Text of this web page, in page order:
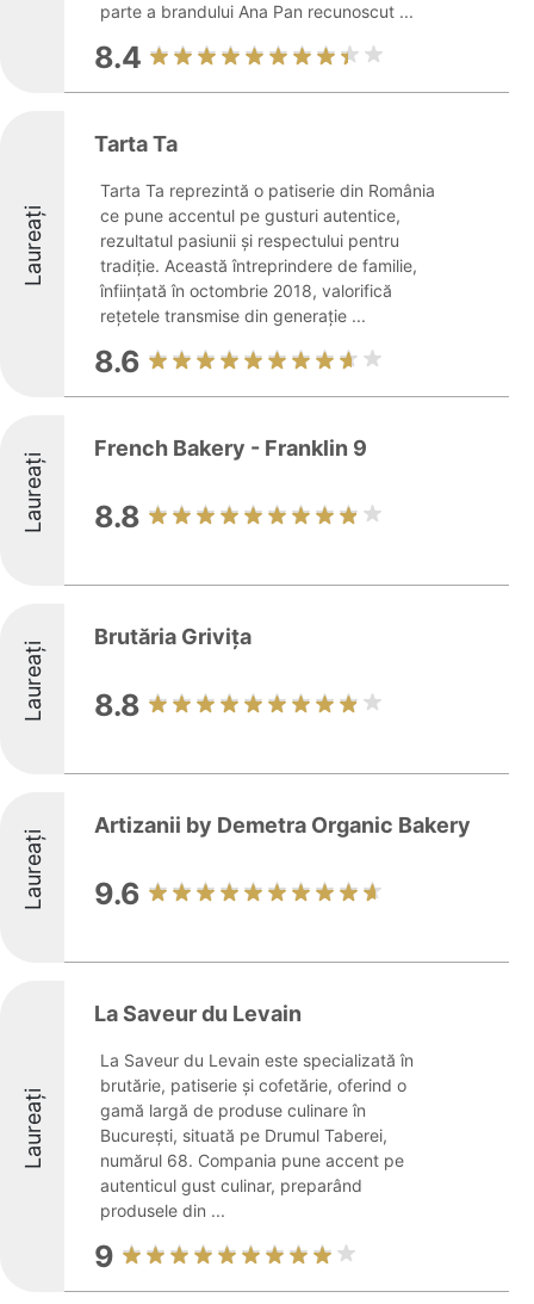
parte a brandului Ana Pan recunoscut ...
8.4
Laureați
Tarta Ta
Tarta Ta reprezintă o patiserie din România
ce pune accentul pe gusturi autentice,
rezultatul pasiunii și respectului pentru
tradiție. Această întreprindere de familie,
înființată în octombrie 2018, valorifică
rețetele transmise din generație ...
8.6
Laureați
French Bakery - Franklin 9
8.8
Laureați
Brutăria Grivița
8.8
Laureați
Artizanii by Demetra Organic Bakery
9.6
Laureați
La Saveur du Levain
La Saveur du Levain este specializată în
brutărie, patiserie și cofetărie, oferind o
gamă largă de produse culinare în
București, situată pe Drumul Taberei,
numărul 68. Compania pune accent pe
autenticul gust culinar, preparând
produsele din ...
9